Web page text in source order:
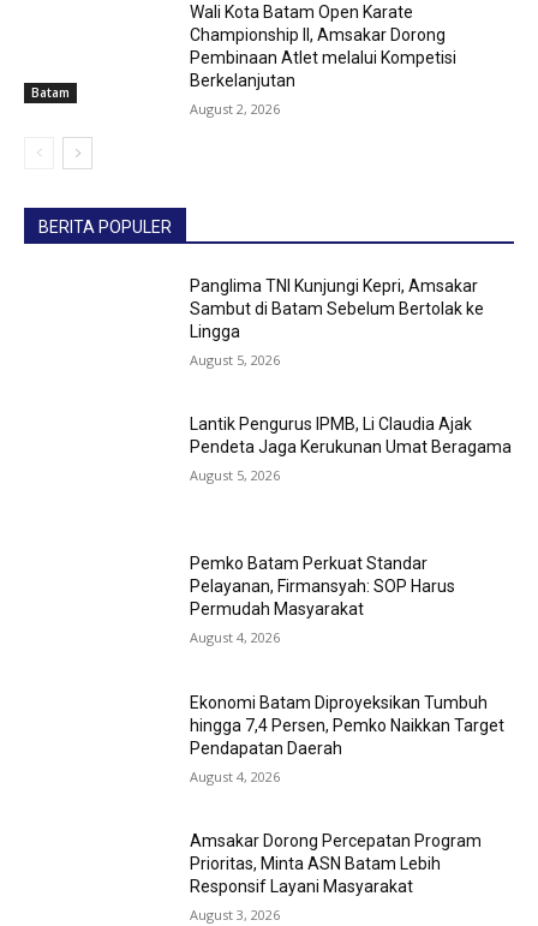
Batam
Wali Kota Batam Open Karate
Championship II, Amsakar Dorong
Pembinaan Atlet melalui Kompetisi
Berkelanjutan
August 2, 2026
BERITA POPULER
Panglima TNI Kunjungi Kepri, Amsakar
Sambut di Batam Sebelum Bertolak ke
Lingga
August 5, 2026
Lantik Pengurus IPMB, Li Claudia Ajak
Pendeta Jaga Kerukunan Umat Beragama
August 5, 2026
Pemko Batam Perkuat Standar
Pelayanan, Firmansyah: SOP Harus
Permudah Masyarakat
August 4, 2026
Ekonomi Batam Diproyeksikan Tumbuh
hingga 7,4 Persen, Pemko Naikkan Target
Pendapatan Daerah
August 4, 2026
Amsakar Dorong Percepatan Program
Prioritas, Minta ASN Batam Lebih
Responsif Layani Masyarakat
August 3, 2026